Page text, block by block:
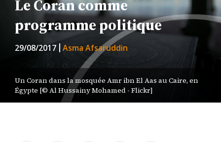
Le Coran comme
programme politique
29/08/2017 Asma Afsaruddin
Un Coran dans la mosquée Amr ibn El Aas au Caire, en
Égypte [© Al Hussainy Mohamed - Flickr]